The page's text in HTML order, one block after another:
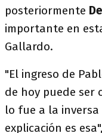
posteriormente
importante en
Gallardo.
"El ingreso de
de hoy puede ser
lo fue a la
explicación es